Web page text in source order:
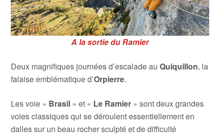
A la sortie du Ramier
Deux magnifiques journées d’escalade auQuiquillon, la
falaise emblématique d’Orpierre.
Les voie « Brasil » et « Le Ramier » sont deux grandes
voies classiques qui se déroulent essentiellement en
dalles sur un beau rocher sculpté et de difficulté